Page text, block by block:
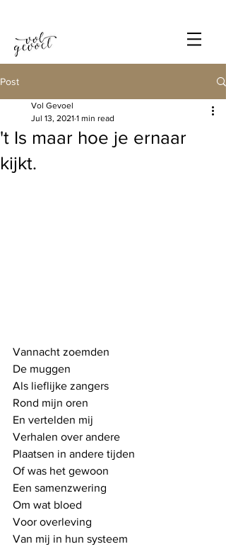
Post
't Is maar hoe je ernaar
kijkt.
Vol Gevoel
Jul 13, 2021 1 min read
Vannacht zoemden
De muggen
Als lieflijke zangers
Rond mijn oren
En vertelden mij
Verhalen over andere
Plaatsen in andere tijden
Of was het gewoon
Een samenzwering
Om wat bloed
Voor overleving
Van mij in hun systeem